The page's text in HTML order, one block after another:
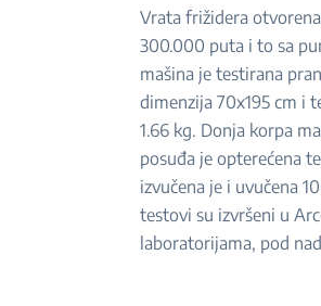
Vrata frižidera
300.000 puta i to sa
mašina je testirana
dimenzija 70x195 cm i
1.66 kg. Donja korpa
posuđa je opterećena
izvučena je i uvučena
testovi su izvršeni u
laboratorijama, pod